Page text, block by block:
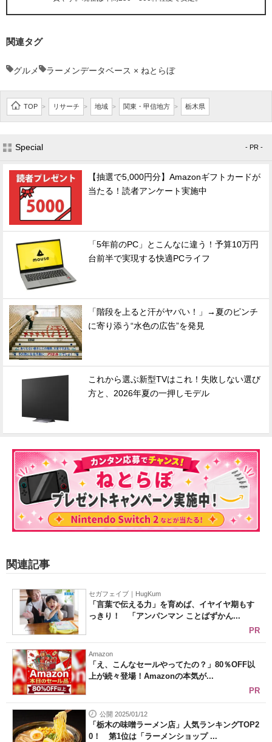
関連タグ
グルメ ラーメンデータベース × ねとらぼ
TOP > リサーチ > 地域 > 関東・甲信地方 > 栃木県
Special - PR -
【抽選で5,000円分】Amazonギフトカードが
当たる！読者アンケート実施中
「5年前のPC」とこんなに違う！予算10万円
台前半で実現する快適PCライフ
「階段を上ると汗がヤバい！」→夏のピンチ
に寄り添う“水色の広告”を発見
これから選ぶ新型TVはこれ！失敗しない選び
方と、2026年夏の一押しモデル
関連記事
セガフェイブ｜HugKum
「言葉で伝える力」を育めば、イヤイヤ期もす
っきり！ 「アンパンマン ことばずかん...
PR
Amazon
「え、こんなセールやってたの？」80％OFF以
上が続々登場！Amazonの本気が...
PR
公開 2025/01/12
「栃木の味噌ラーメン店」人気ランキングTOP2
0！ 第1位は「ラーメンショップ ...